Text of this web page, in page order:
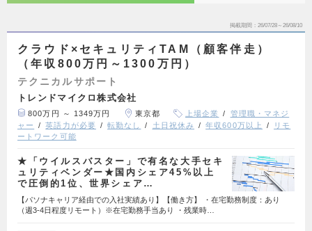
掲載期間 26/07/28～26/08/10
クラウド×セキュリティTAM（顧客伴走）
（年収800万円～1300万円）
テクニカルサポート
トレンドマイクロ株式会社
800万円 ～ 1349万円 東京都 上場企業
管理職・マネジ
ャー
英語力が必要 転勤なし 土日祝休み 年収600万以上
リモ
ートワーク可能
★「ウイルスバスター」で有名な大手セキ
ュリティベンダー★国内シェア45%以上
で圧倒的1位、世界シェア…
【パソナキャリア経由での入社実績あり】【働き方】 ・在宅勤務制度：あり
（週3-4日程度リモート）※在宅勤務手当あり ・残業時…